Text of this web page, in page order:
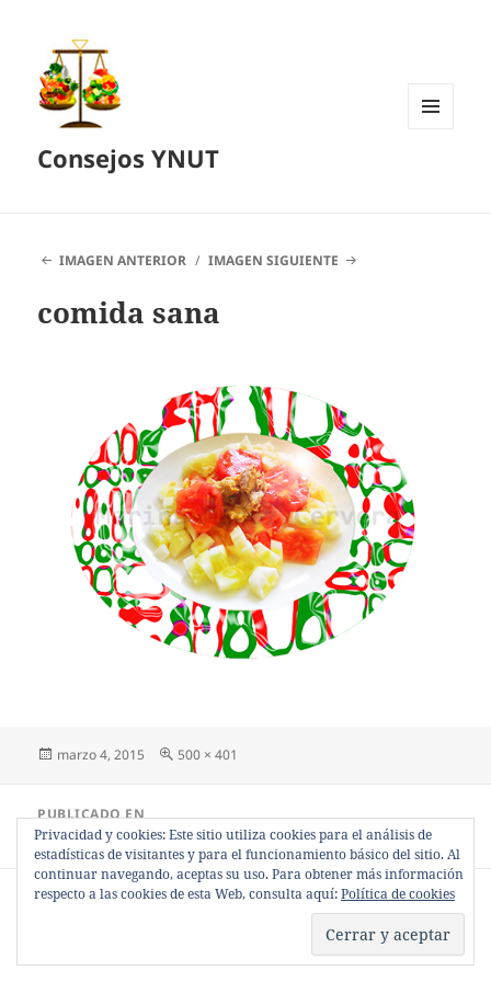
Consejos YNUT
IMAGEN ANTERIOR IMAGEN SIGUIENTE
comida sana
Publicado
marzo 4, 2015
Tamaño
500 × 401
de
entradas
PUBLICADO EN
comida sana
Política de privacidad Funciona gracias a WordPress
Privacidad y cookies: Este sitio utiliza cookies para el análisis de
estadísticas de visitantes y para el funcionamiento básico del sitio. Al
continuar navegando, aceptas su uso. Para obtener más información
respecto a las cookies de esta Web, consulta aquí:Política de cookies